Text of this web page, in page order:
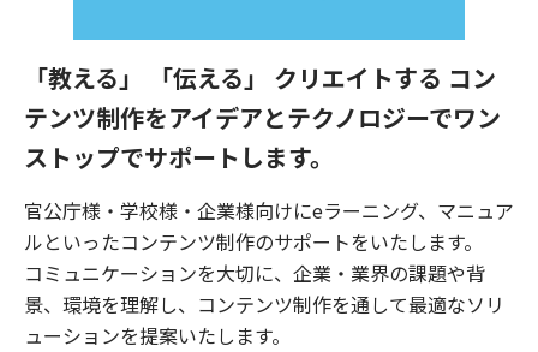
「教える」 「伝える」 クリエイトする コン
テンツ制作をアイデアとテクノロジーでワン
ストップでサポートします。
官公庁様・学校様・企業様向けにeラーニング、マニュア
ルといったコンテンツ制作のサポートをいたします。
コミュニケーションを大切に、企業・業界の課題や背
景、環境を理解し、コンテンツ制作を通して最適なソリ
ューションを提案いたします。